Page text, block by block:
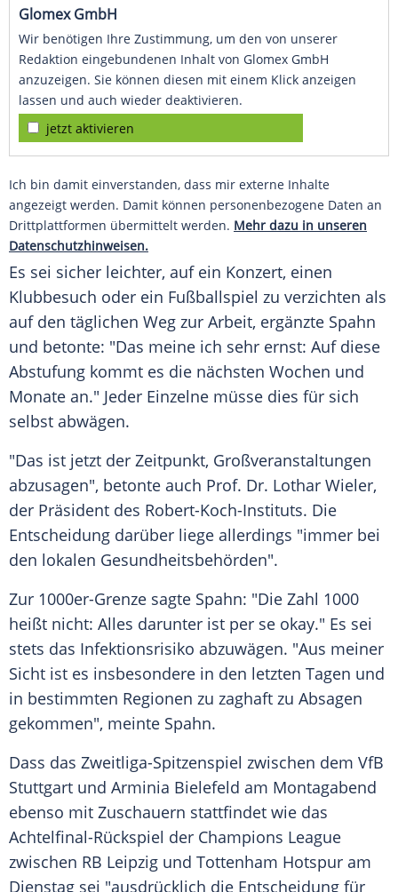
Glomex GmbH
Wir benötigen Ihre Zustimmung, um den von unserer
Redaktion eingebundenen Inhalt von Glomex GmbH
anzuzeigen. Sie können diesen mit einem Klick anzeigen
lassen und auch wieder deaktivieren.
jetzt aktivieren
Ich bin damit einverstanden, dass mir externe Inhalte
angezeigt werden. Damit können personenbezogene Daten an
Drittplattformen übermittelt werden. Mehr dazu in unseren
Datenschutzhinweisen.
Es sei sicher leichter, auf ein Konzert, einen
Klubbesuch oder ein Fußballspiel zu verzichten als
auf den täglichen Weg zur Arbeit, ergänzte Spahn
und betonte: "Das meine ich sehr ernst: Auf diese
Abstufung kommt es die nächsten Wochen und
Monate an." Jeder Einzelne müsse dies für sich
selbst abwägen.
"Das ist jetzt der Zeitpunkt, Großveranstaltungen
abzusagen", betonte auch Prof. Dr. Lothar Wieler,
der Präsident des Robert-Koch-Instituts. Die
Entscheidung darüber liege allerdings "immer bei
den lokalen Gesundheitsbehörden".
Zur 1000er-Grenze sagte Spahn: "Die Zahl 1000
heißt nicht: Alles darunter ist per se okay." Es sei
stets das Infektionsrisiko abzuwägen. "Aus meiner
Sicht ist es insbesondere in den letzten Tagen und
in bestimmten Regionen zu zaghaft zu Absagen
gekommen", meinte Spahn.
Dass das Zweitliga-Spitzenspiel zwischen dem VfB
Stuttgart und Arminia Bielefeld am Montagabend
ebenso mit Zuschauern stattfindet wie das
Achtelfinal-Rückspiel der Champions League
zwischen RB Leipzig und Tottenham Hotspur am
Dienstag sei "ausdrücklich die Entscheidung für